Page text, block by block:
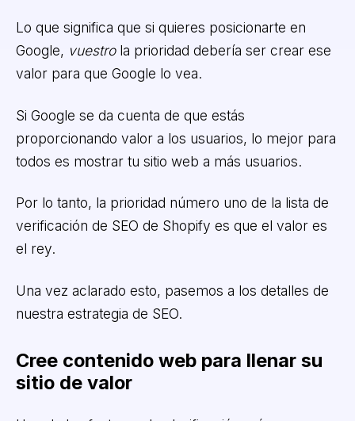
Lo que significa que si quieres posicionarte en
Google, vuestrola prioridad debería ser crear ese
valor para que Google lo vea.
Si Google se da cuenta de que estás
proporcionando valor a los usuarios, lo mejor para
todos es mostrar tu sitio web a más usuarios.
Por lo tanto, la prioridad número uno de la lista de
verificación de SEO de Shopify es que el valor es
el rey.
Una vez aclarado esto, pasemos a los detalles de
nuestra estrategia de SEO.
Cree contenido web para llenar su
sitio de valor